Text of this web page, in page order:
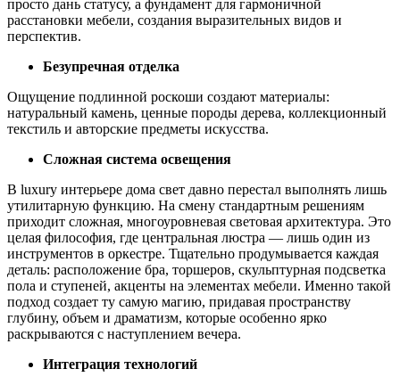
просто дань статусу, а фундамент для гармоничной
расстановки мебели, создания выразительных видов и
перспектив.
Безупречная отделка
Ощущение подлинной роскоши создают материалы:
натуральный камень, ценные породы дерева, коллекционный
текстиль и авторские предметы искусства.
Сложная система освещения
В luxury интерьере дома свет давно перестал выполнять лишь
утилитарную функцию. На смену стандартным решениям
приходит сложная, многоуровневая световая архитектура. Это
целая философия, где центральная люстра — лишь один из
инструментов в оркестре. Тщательно продумывается каждая
деталь: расположение бра, торшеров, скульптурная подсветка
пола и ступеней, акценты на элементах мебели. Именно такой
подход создает ту самую магию, придавая пространству
глубину, объем и драматизм, которые особенно ярко
раскрываются с наступлением вечера.
Интеграция технологий